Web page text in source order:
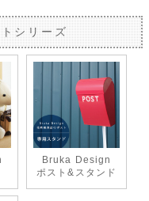
シリーズ
Bruka Design
ポスト&スタンド